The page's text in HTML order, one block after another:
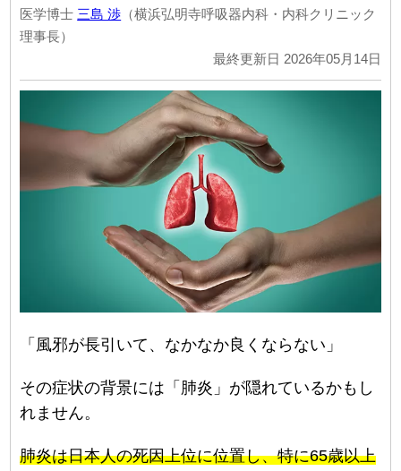
医学博士 三島 渉 （横浜弘明寺呼吸器内科・内科クリニック
理事長）
最終更新日 2026年05月14日
「風邪が長引いて、なかなか良くならない」
その症状の背景には「肺炎」が隠れているかもし
れません。
肺炎は日本人の死因上位に位置し、特に65歳以上